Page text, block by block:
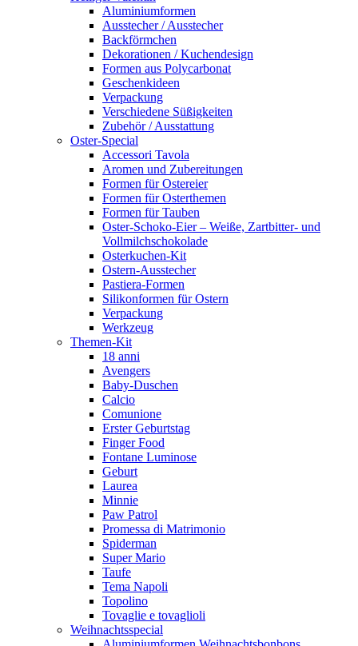
Aluminiumformen
Ausstecher / Ausstecher
Backförmchen
Dekorationen / Kuchendesign
Formen aus Polycarbonat
Geschenkideen
Verpackung
Verschiedene Süßigkeiten
Zubehör / Ausstattung
Oster-Special
Accessori Tavola
Aromen und Zubereitungen
Formen für Ostereier
Formen für Osterthemen
Formen für Tauben
Oster-Schoko-Eier – Weiße, Zartbitter- und
Vollmilchschokolade
Osterkuchen-Kit
Ostern-Ausstecher
Pastiera-Formen
Silikonformen für Ostern
Verpackung
Werkzeug
Themen-Kit
18 anni
Avengers
Baby-Duschen
Calcio
Comunione
Erster Geburtstag
Finger Food
Fontane Luminose
Geburt
Laurea
Minnie
Paw Patrol
Promessa di Matrimonio
Spiderman
Super Mario
Taufe
Tema Napoli
Topolino
Tovaglie e tovaglioli
Weihnachtsspecial